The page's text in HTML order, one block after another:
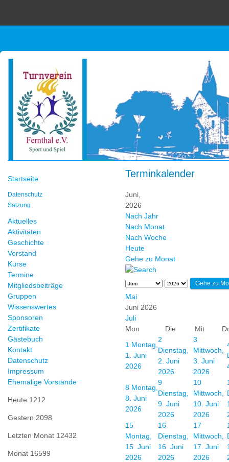
Startseite
Datenschutz
Satzung
Aktuelles
Aktivitäten
Geschichte
Vorstand
Kurse
Termine
Mitgliedsbeiträge
Gruppen
Wissenswertes
Sponsoren
Zertifikate
Gästebuch
Kontakt
Datenschutz
Impressum
Ehemalige Vorstände
Heute 1212
Gestern 2098
Letzten Monat 12432
Monat 16599
Terminkalender
Juni,
2026
Nach Jahr
Nach Monat
Nach Woche
Heute
Gehe zu Monat
Gehe zu
Mai
Juni 2026
Juli
Mon
Die Mit
1 Montag,
1. Juni
2026
2
Dienstag,
2. Juni
2026
3
Mittwoch,
3. Juni
2026
8 Montag,
8. Juni
2026
9
Dienstag,
9. Juni
2026
10
Mittwoch,
10. Juni
2026
15
Montag,
15. Juni
2026
16
Dienstag,
16. Juni
2026
17
Mittwoch,
17. Juni
2026